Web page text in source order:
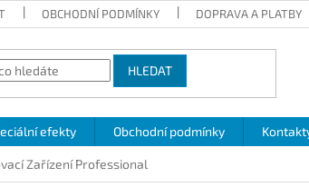
OBCHODNÍ PODMÍNKY DOPRAVA A PLATBY
HLEDAT
efekty Obchodní podmínky
Zařízení Professional